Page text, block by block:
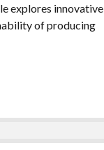
explores innovative
of producing